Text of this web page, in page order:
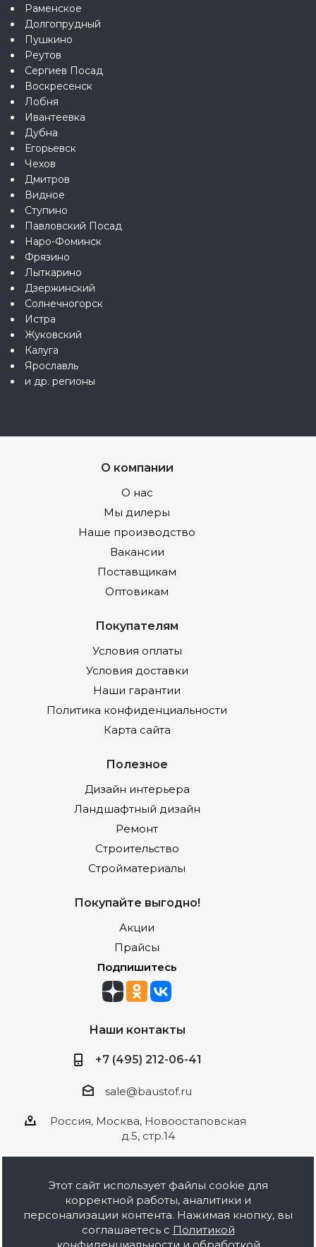
Раменское
Долгопрудный
Пушкино
Реутов
Сергиев Посад
Воскресенск
Лобня
Ивантеевка
Дубна
Егорьевск
Чехов
Дмитров
Видное
Ступино
Павловский Посад
Наро-Фоминск
Фрязино
Лыткарино
Дзержинский
Солнечногорск
Истра
Жуковский
Калуга
Ярославль
и др. регионы
О компании
О нас
Мы дилеры
Наше производство
Вакансии
Поставщикам
Оптовикам
Покупателям
Условия оплаты
Условия доставки
Наши гарантии
Политика конфиденциальности
Карта сайта
Полезное
Дизайн интерьера
Ландшафтный дизайн
Ремонт
Строительство
Стройматериалы
Покупайте выгодно!
Акции
Прайсы
Подпишитесь
Наши контакты
+7 (495) 212-06-41
sale@baustof.ru
Россия, Москва, Новоостаповская
д.5, стр.14
2026 © ООО Баустов. Собственное
производство лакокрасочной продукции,
оптовая и розничная продажа строительных
Этот сайт использует файлы cookie для
корректной работы, аналитики и
персонализации контента. Нажимая кнопку, вы
соглашаетесь с Политикой